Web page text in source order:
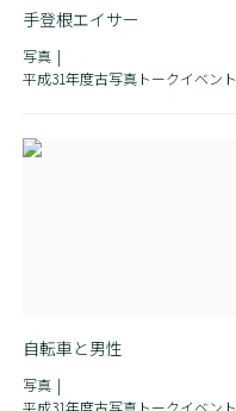
手登根エイサー
写真
平成31年度古写真トークイベント
自転車と男性
写真
平成31年度古写真トークイベント